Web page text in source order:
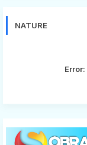
NATURE
Error: